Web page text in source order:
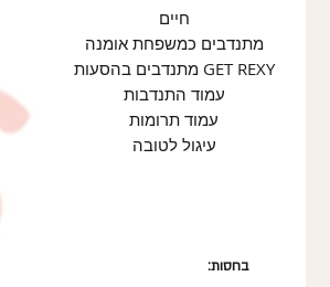
חיים
מתנדבים כמשפחת אומנה
מתנדבים בהסעות GET REXY
עמוד התנדבות
עמוד תרומות
עיגול לטובה
בחסות: